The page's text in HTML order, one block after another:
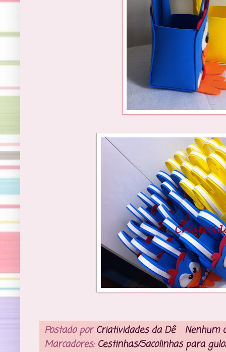
Postado porCriatividades da Dê
Nenhum
Marcadores: Cestinhas/Sacolinhas para